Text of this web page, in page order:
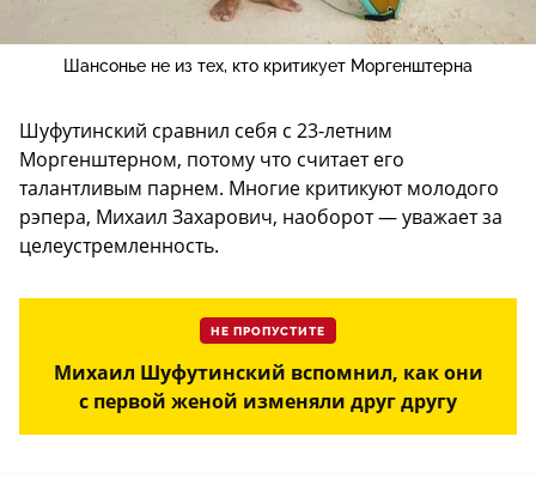
Шансонье не из тех, кто критикует Моргенштерна
Шуфутинский сравнил себя с 23-летним
Моргенштерном, потому что считает его
талантливым парнем. Многие критикуют молодого
рэпера, Михаил Захарович, наоборот — уважает за
целеустремленность.
НЕ ПРОПУСТИТЕ
Михаил Шуфутинский вспомнил, как они
с первой женой изменяли друг другу